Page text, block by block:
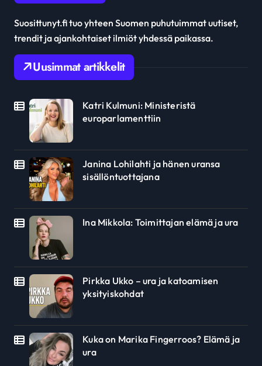
Suosittunyt.fi tuo yhteen Suomen puhutuimmat uutiset,
trendit ja ajankohtaiset ilmiöt yhdessä paikassa.
Uusimmat artikkelit
Katri Kulmuni: Ministeristä
europarlamenttiin
Janina Lohilahti ja hänen uransa
sisällöntuottajana
Ina Mikkola: Toimittajan elämä ja ura
Pirkka Ukko – ura ja katoamisen
yksityiskohdat
Kuka on Marika Fingerroos? Elämä ja
ura